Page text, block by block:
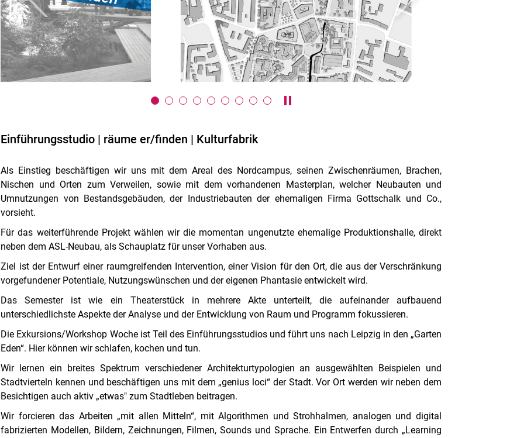
Karussell anhalten / abspielen
Einführungsstudio | räume er/finden | Kulturfabrik
Als Einstieg beschäftigen wir uns mit dem Areal des Nordcampus, seinen Zwischenräumen, Brachen,
Nischen und Orten zum Verweilen, sowie mit dem vorhandenen Masterplan, welcher Neubauten und
Umnutzungen von Bestandsgebäuden, der Industriebauten der ehemaligen Firma Gottschalk und Co.,
vorsieht.
Für das weiterführende Projekt wählen wir die momentan ungenutzte ehemalige Produktionshalle, direkt
neben dem ASL-Neubau, als Schauplatz für unser Vorhaben aus.
Ziel ist der Entwurf einer raumgreifenden Intervention, einer Vision für den Ort, die aus der Verschränkung
vorgefundener Potentiale, Nutzungswünschen und der eigenen Phantasie entwickelt wird.
Das Semester ist wie ein Theaterstück in mehrere Akte unterteilt, die aufeinander aufbauend
unterschiedlichste Aspekte der Analyse und der Entwicklung von Raum und Programm fokussieren.
Die Exkursions/Workshop Woche ist Teil des Einführungsstudios und führt uns nach Leipzig in den „Garten
Eden“. Hier können wir schlafen, kochen und tun.
Wir lernen ein breites Spektrum verschiedener Architekturtypologien an ausgewählten Beispielen und
Stadtvierteln kennen und beschäftigen uns mit dem „genius loci“ der Stadt. Vor Ort werden wir neben dem
Besichtigen auch aktiv „etwas" zum Stadtleben beitragen.
Wir forcieren das Arbeiten „mit allen Mitteln“, mit Algorithmen und Strohhalmen, analogen und digital
fabrizierten Modellen, Bildern, Zeichnungen, Filmen, Sounds und Sprache. Ein Entwerfen durch „Learning